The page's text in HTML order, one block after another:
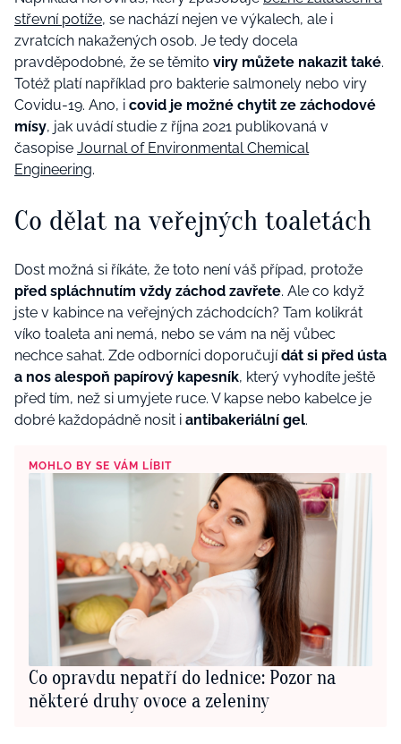
střevní potíže, se nachází nejen ve výkalech, ale i
zvratcích nakažených osob. Je tedy docela
pravděpodobné, že se těmito viry můžete nakazit také.
Totéž platí například pro bakterie salmonely nebo viry
Covidu-19. Ano, i covid je možné chytit ze záchodové
mísy, jak uvádí studie z října 2021 publikovaná v
časopise Journal of Environmental Chemical
Engineering.
Co dělat na veřejných toaletách
Dost možná si říkáte, že toto není váš případ, protože
před spláchnutím vždy záchod zavřete. Ale co když
jste v kabince na veřejných záchodcích? Tam kolikrát
víko toaleta ani nemá, nebo se vám na něj vůbec
nechce sahat. Zde odborníci doporučujídát si před ústa
a nos alespoň papírový kapesník, který vyhodíte ještě
před tím, než si umyjete ruce. V kapse nebo kabelce je
dobré každopádně nosit i antibakeriální gel.
MOHLO BY SE VÁM LÍBIT
Co opravdu nepatří do lednice: Pozor na
některé druhy ovoce a zeleniny